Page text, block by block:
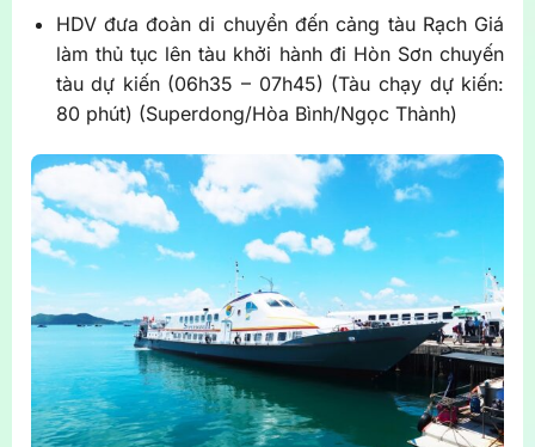
HDV đưa đoàn di chuyển đến cảng tàu Rạch Giá
làm thủ tục lên tàu khởi hành đi Hòn Sơn chuyến
tàu dự kiến (06h35 – 07h45) (Tàu chạy dự kiến:
80 phút) (Superdong/Hòa Bình/Ngọc Thành)